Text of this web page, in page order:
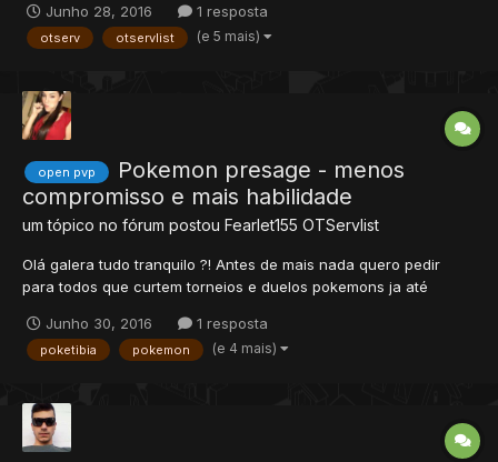
elementos mais importantes do Tibia O servidor é baseado na
historia do senhor do anéis e hobbit, desde a monstr...
Junho 28, 2016 1 resposta
otserv otservlist (e 5 mais)
open pvp
Pokemon presage - menos
compromisso e mais habilidade
um tópico no fórum postou Fearlet155 OTServlist
Olá galera tudo tranquilo ?! Antes de mais nada quero pedir
para todos que curtem torneios e duelos pokemons ja até
nosso pois é este nosso foco alem disso temos nosso grupo:
https://www.facebook.com/groups/1152645181490967/ Para...
Junho 30, 2016 1 resposta
poketibia pokemon (e 4 mais)